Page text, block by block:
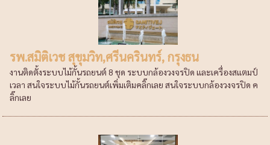
รพ.สมิติเวช สุขุมวิท,ศรีนครินทร์, กรุงธน
งานติดตั้งระบบไม้กั้นรถยนต์ 8 ชุด ระบบกล้องวงจรปิด และเครื่องสแตมป์
เวลา สนใจระบบไม้กั้นรถยนต์เพิ่มเติมคลิ๊กเลย สนใจระบบกล้องวงจรปิด ค
ลิ๊กเลย